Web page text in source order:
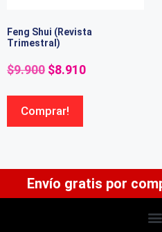
Feng Shui (Revista
Trimestral)
$9.900 $8.910
Comprar!
Envío gratis por